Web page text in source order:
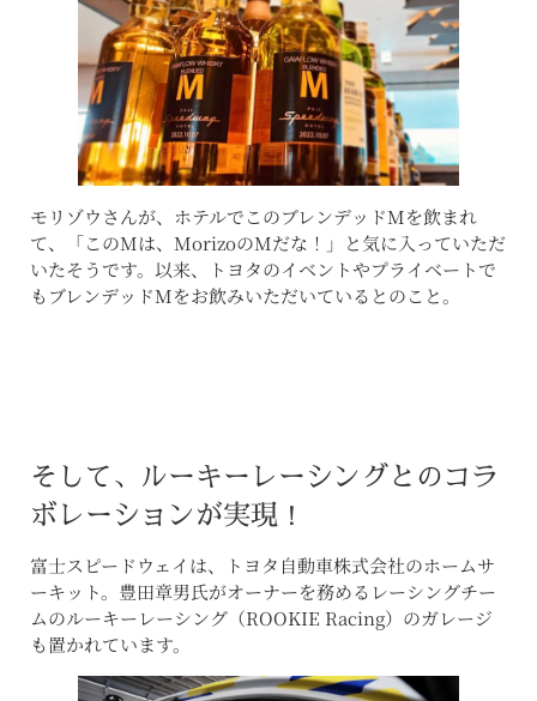
モリゾウさんが、ホテルでこのブレンデッドMを飲まれ
て、「このMは、MorizoのMだな！」と気に入っていただ
いたそうです。以来、トヨタのイベントやプライベートで
もブレンデッドMをお飲みいただいているとのこと。
そして、ルーキーレーシングとのコラ
ボレーションが実現！
富士スピードウェイは、トヨタ自動車株式会社のホームサ
ーキット。豊田章男氏がオーナーを務めるレーシングチー
ムのルーキーレーシング（ROOKIE Racing）のガレージ
も置かれています。